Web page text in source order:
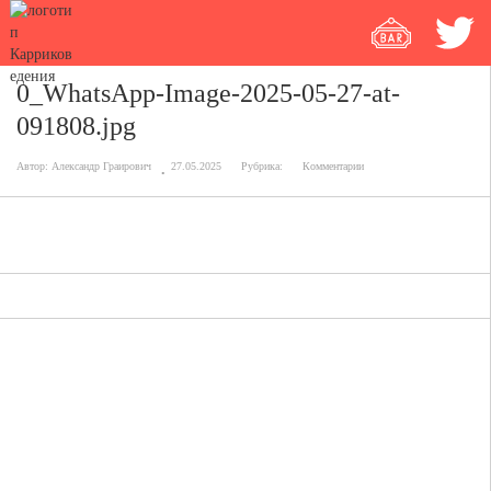
0_WhatsApp-Image-2025-05-27-at-
091808.jpg
Автор: Александр Граирович 27.05.2025 Рубрика: Комментарии